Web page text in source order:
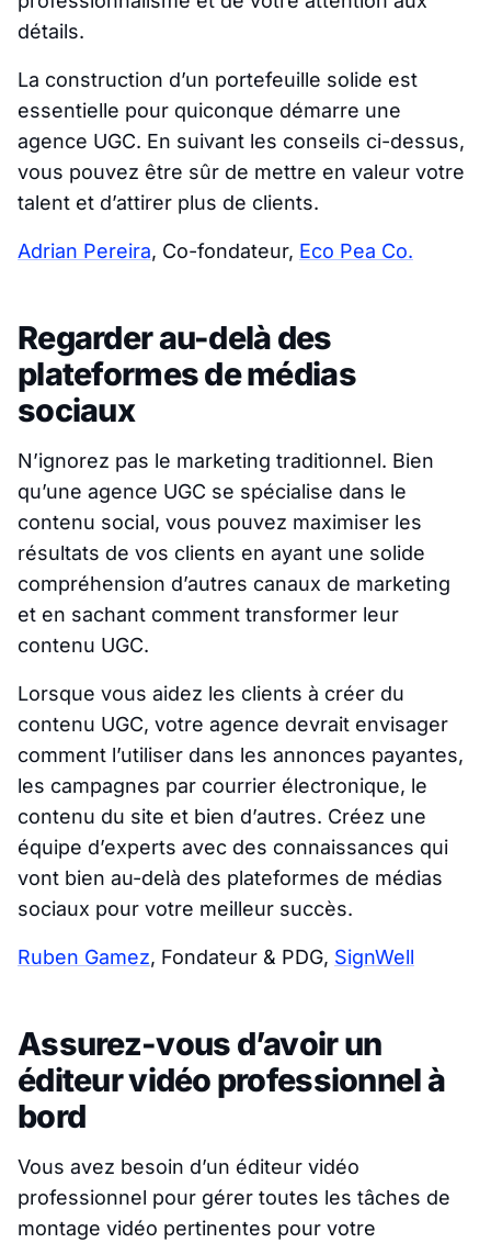
détails.
La construction d’un portefeuille solide est
essentielle pour quiconque démarre une
agence UGC. En suivant les conseils ci-dessus,
vous pouvez être sûr de mettre en valeur votre
talent et d’attirer plus de clients.
Adrian Pereira, Co-fondateur, Eco Pea Co.
Regarder au-delà des
plateformes de médias
sociaux
N’ignorez pas le marketing traditionnel. Bien
qu’une agence UGC se spécialise dans le
contenu social, vous pouvez maximiser les
résultats de vos clients en ayant une solide
compréhension d’autres canaux de marketing
et en sachant comment transformer leur
contenu UGC.
Lorsque vous aidez les clients à créer du
contenu UGC, votre agence devrait envisager
comment l’utiliser dans les annonces payantes,
les campagnes par courrier électronique, le
contenu du site et bien d’autres. Créez une
équipe d’experts avec des connaissances qui
vont bien au-delà des plateformes de médias
sociaux pour votre meilleur succès.
Ruben Gamez, Fondateur & PDG, SignWell
Assurez-vous d’avoir un
éditeur vidéo professionnel à
bord
Vous avez besoin d’un éditeur vidéo
professionnel pour gérer toutes les tâches de
montage vidéo pertinentes pour votre